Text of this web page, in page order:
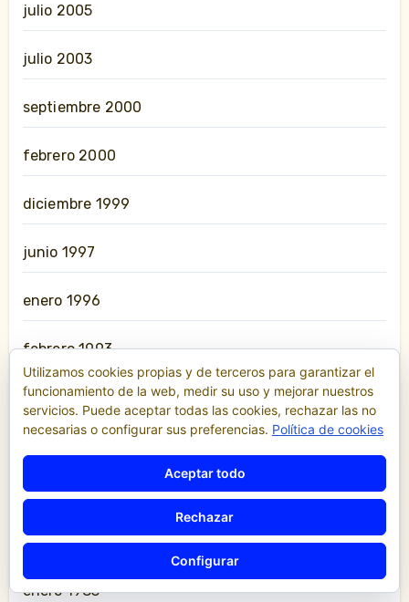
julio 2005
julio 2003
septiembre 2000
febrero 2000
diciembre 1999
junio 1997
enero 1996
febrero 1993
noviembre 1991
enero 1986
agosto 1985
enero 1983
Utilizamos cookies propias y de terceros para garantizar el
funcionamiento de la web, medir su uso y mejorar nuestros
servicios. Puede aceptar todas las cookies, rechazar las no
necesarias o configurar sus preferencias. Política de cookies
Aceptar todo
Rechazar
Configurar